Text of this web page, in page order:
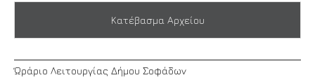
Κατέβασμα Αρχείου
Ώράριο Λειτουργίας Δήμου Σοφάδων